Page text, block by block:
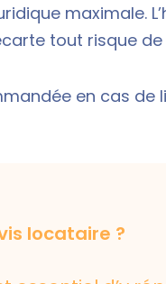
maximale.
tout risque de
en cas de
locataire ?